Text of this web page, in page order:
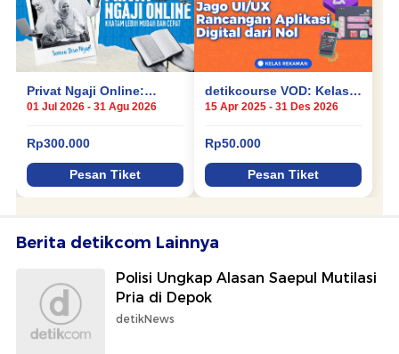
Berita detikcom Lainnya
Polisi Ungkap Alasan Saepul Mutilasi
Pria di Depok
detikNews